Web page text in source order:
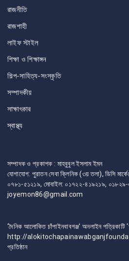
রাজনীতি
রাজশাহী
লাইফ স্টাইল
শিক্ষা ও শিক্ষাঙ্গন
শিল্প-সাহিত্য-সংস্কৃতি
সম্পাদকীয়
সাক্ষাৎকার
স্বাস্থ্য
সম্পাদক ও প্রকাশক : মাহবুবুল ইসলাম ইমন
যোগাযোগ: পুরাতন সেবা ক্লিনিক (৩য় তলা), ডিসি
০৭৮১-৫১২১৯, মোবাইল: ০১৭২২-৪১৯২১৯,
joyemon86@gmail.com
‘দৈনিক আলোকিত চাঁপাইনবাবগঞ্জ’ অনলাইন পত্রিকাটি
http://
প্রতিষ্ঠান